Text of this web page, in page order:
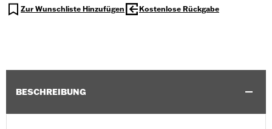
Zur Wunschliste Hinzufügen Kostenlose Rückgabe
BESCHREIBUNG